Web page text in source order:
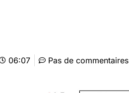
06:07 Pas de commentaires